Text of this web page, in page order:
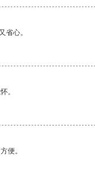
省心。
。
便。